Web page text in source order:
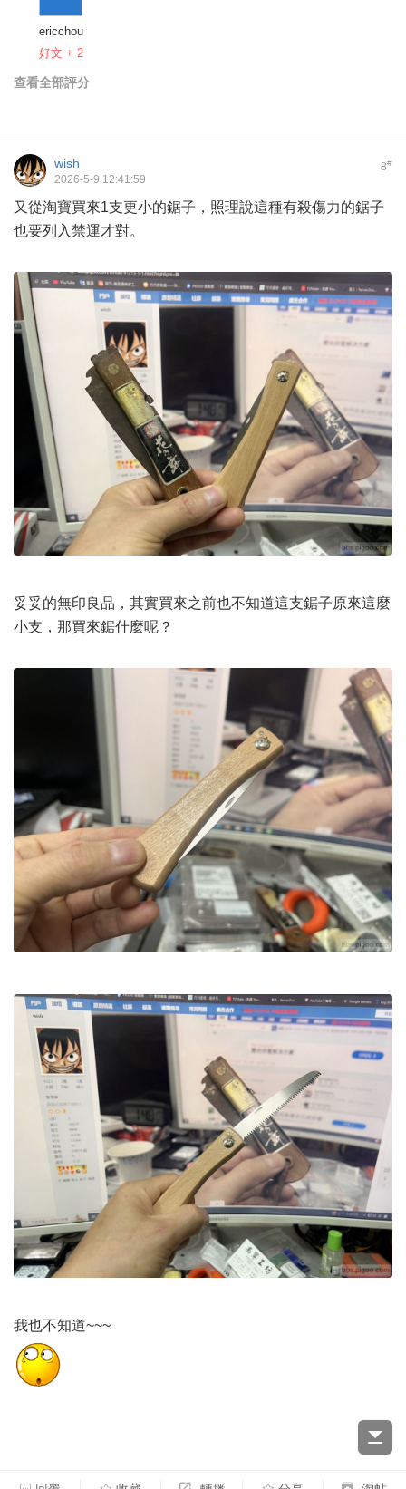
ericchou
好文 + 2
查看全部評分
8#
wish
2026-5-9 12:41:59
又從淘寶買來1支更小的鋸子，照理說這種有殺傷力的鋸子
也要列入禁運才對。
妥妥的無印良品，其實買來之前也不知道這支鋸子原來這麼
小支，那買來鋸什麼呢？
我也不知道~~~